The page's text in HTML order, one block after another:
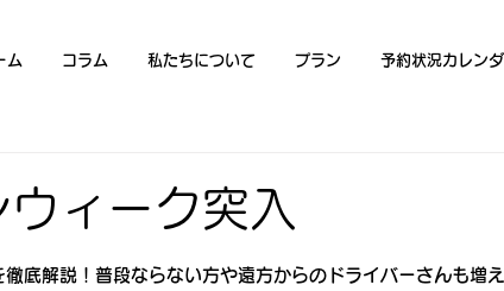
ム コラム 私たちについて プラン 予約状況カレン
ィーク突入
底解説！普段ならない方や遠方からのドライバーさんも増